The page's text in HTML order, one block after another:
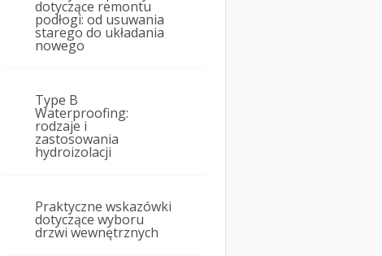
dotyczące remontu
podłogi: od usuwania
starego do układania
nowego
Type B
Waterproofing:
rodzaje i
zastosowania
hydroizolacji
Praktyczne wskazówki
dotyczące wyboru
drzwi wewnętrznych